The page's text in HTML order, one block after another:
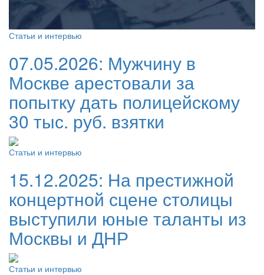
Статьи и интервью
07.05.2026: Мужчину в
Москве арестовали за
попытку дать полицейскому
30 тыс. руб. взятки
Статьи и интервью
15.12.2025: На престижной
концертной сцене столицы
выступили юные таланты из
Москвы и ДНР
Статьи и интервью